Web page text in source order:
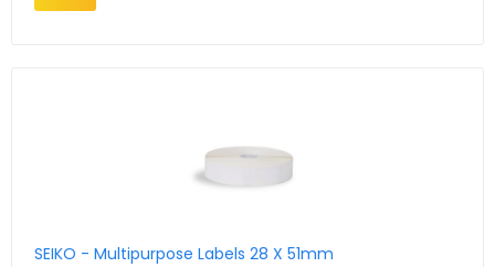
SEIKO - Multipurpose Labels 28 X 51mm